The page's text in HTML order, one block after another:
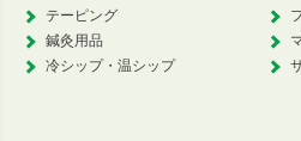
テーピング
鍼灸用品
冷シップ・温シップ